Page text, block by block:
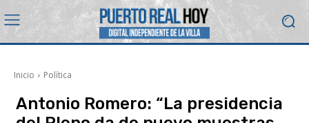
Inicio Política
Antonio Romero: “La presidencia